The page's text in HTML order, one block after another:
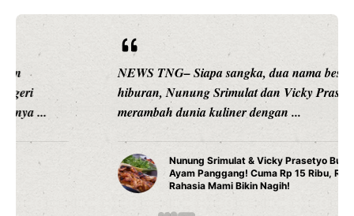
NEWS TNG– Siapa sangka, dua nama besar di dunia
hiburan, Nunung Srimulat dan Vicky Prasetyo, kini
merambah dunia kuliner dengan ...
Nunung Srimulat & Vicky Prasetyo Buka Restoran
Ayam Panggang! Cuma Rp 15 Ribu, Resep
Rahasia Mami Bikin Nagih!